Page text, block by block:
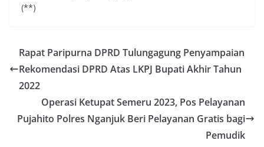
(**)
Rapat Paripurna DPRD Tulungagung Penyampaian
Rekomendasi DPRD Atas LKPJ Bupati Akhir Tahun
2022
Operasi Ketupat Semeru 2023, Pos Pelayanan
Pujahito Polres Nganjuk Beri Pelayanan Gratis bagi
Pemudik